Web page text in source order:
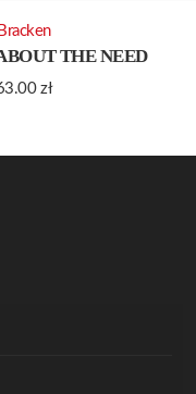
THE NEED
zł
Bracken